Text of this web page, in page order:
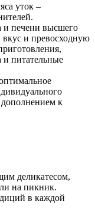
уток –
и печени высшего
вкус и превосходную
и питательные
к
деликатесом,
на пикник.
в каждой